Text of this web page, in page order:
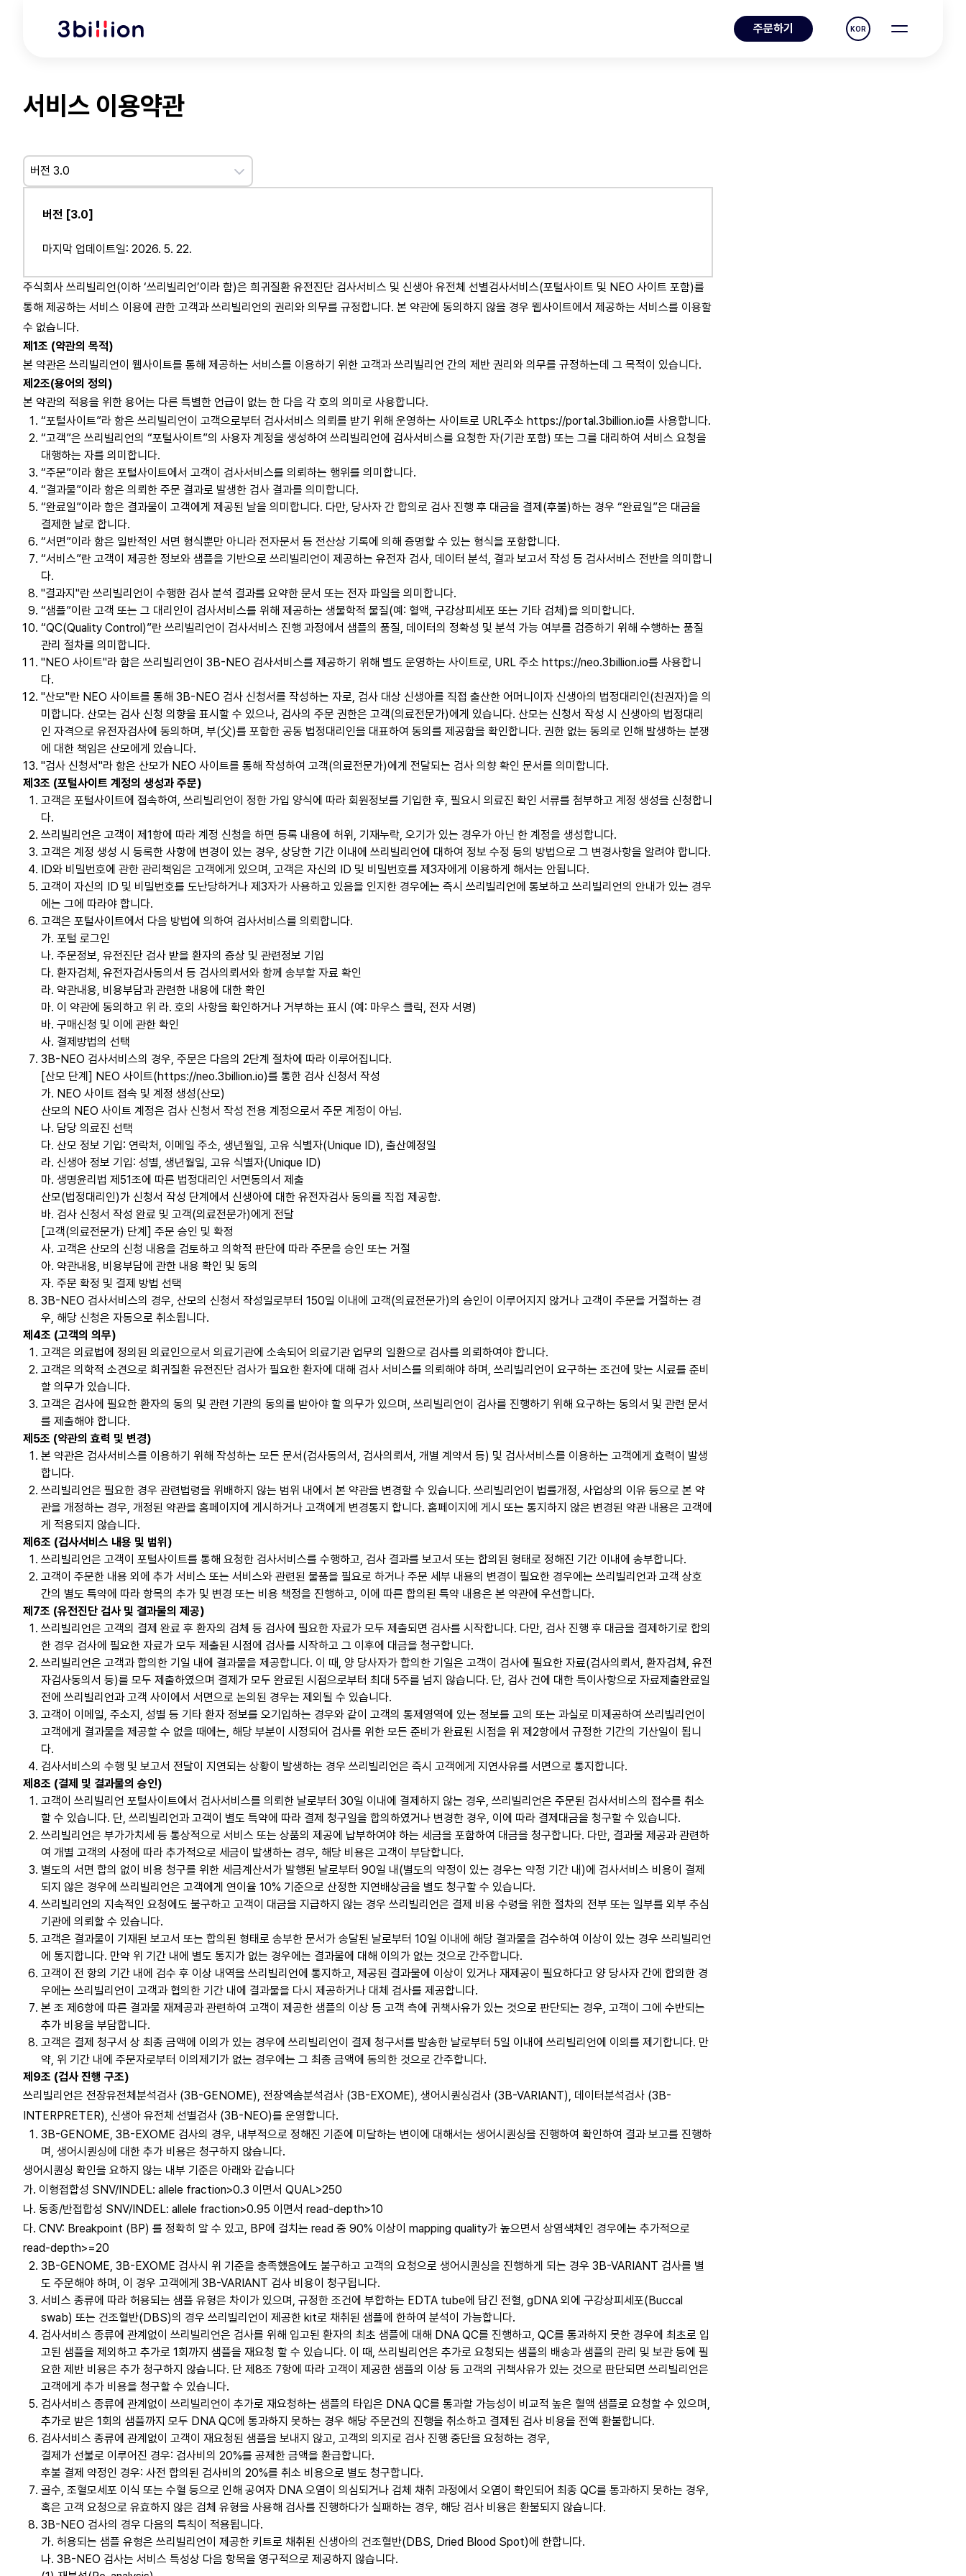
주문하기 KOR
서비스 이용약관
버전 [3.0]
마지막 업데이트일: 2026. 5. 22.
주식회사 쓰리빌리언(이하 ‘쓰리빌리언’이라 함)은 희귀질환 유전진단 검사서비스 및 신생아 유전체 선별검사서비스(포털사이트 및 NEO 사이트 포함)를
통해 제공하는 서비스 이용에 관한 고객과 쓰리빌리언의 권리와 의무를 규정합니다. 본 약관에 동의하지 않을 경우 웹사이트에서 제공하는 서비스를 이용할
수 없습니다.
제1조 (약관의 목적)
본 약관은 쓰리빌리언이 웹사이트를 통해 제공하는 서비스를 이용하기 위한 고객과 쓰리빌리언 간의 제반 권리와 의무를 규정하는데 그 목적이 있습니다.
제2조(용어의 정의)
본 약관의 적용을 위한 용어는 다른 특별한 언급이 없는 한 다음 각 호의 의미로 사용합니다.
“포털사이트”라 함은 쓰리빌리언이 고객으로부터 검사서비스 의뢰를 받기 위해 운영하는 사이트로 URL주소 https://portal.3billion.io를 사용합니다.
“고객”은 쓰리빌리언의 “포털사이트”의 사용자 계정을 생성하여 쓰리빌리언에 검사서비스를 요청한 자(기관 포함) 또는 그를 대리하여 서비스 요청을
대행하는 자를 의미합니다.
“주문”이라 함은 포털사이트에서 고객이 검사서비스를 의뢰하는 행위를 의미합니다.
“결과물”이라 함은 의뢰한 주문 결과로 발생한 검사 결과를 의미합니다.
“완료일”이라 함은 결과물이 고객에게 제공된 날을 의미합니다. 다만, 당사자 간 합의로 검사 진행 후 대금을 결제(후불)하는 경우 “완료일”은 대금을
결제한 날로 합니다.
“서면”이라 함은 일반적인 서면 형식뿐만 아니라 전자문서 등 전산상 기록에 의해 증명할 수 있는 형식을 포함합니다.
“서비스”란 고객이 제공한 정보와 샘플을 기반으로 쓰리빌리언이 제공하는 유전자 검사, 데이터 분석, 결과 보고서 작성 등 검사서비스 전반을 의미합니
다.
"결과지"란 쓰리빌리언이 수행한 검사 분석 결과를 요약한 문서 또는 전자 파일을 의미합니다.
“샘플”이란 고객 또는 그 대리인이 검사서비스를 위해 제공하는 생물학적 물질(예: 혈액, 구강상피세포 또는 기타 검체)을 의미합니다.
“QC(Quality Control)”란 쓰리빌리언이 검사서비스 진행 과정에서 샘플의 품질, 데이터의 정확성 및 분석 가능 여부를 검증하기 위해 수행하는 품질
관리 절차를 의미합니다.
"NEO 사이트"라 함은 쓰리빌리언이 3B-NEO 검사서비스를 제공하기 위해 별도 운영하는 사이트로, URL 주소 https://neo.3billion.io를 사용합니
다.
"산모"란 NEO 사이트를 통해 3B-NEO 검사 신청서를 작성하는 자로, 검사 대상 신생아를 직접 출산한 어머니이자 신생아의 법정대리인(친권자)을 의
미합니다. 산모는 검사 신청 의향을 표시할 수 있으나, 검사의 주문 권한은 고객(의료전문가)에게 있습니다. 산모는 신청서 작성 시 신생아의 법정대리
인 자격으로 유전자검사에 동의하며, 부(父)를 포함한 공동 법정대리인을 대표하여 동의를 제공함을 확인합니다. 권한 없는 동의로 인해 발생하는 분쟁
에 대한 책임은 산모에게 있습니다.
"검사 신청서"라 함은 산모가 NEO 사이트를 통해 작성하여 고객(의료전문가)에게 전달되는 검사 의향 확인 문서를 의미합니다.
제3조 (포털사이트 계정의 생성과 주문)
고객은 포털사이트에 접속하여, 쓰리빌리언이 정한 가입 양식에 따라 회원정보를 기입한 후, 필요시 의료진 확인 서류를 첨부하고 계정 생성을 신청합니
다.
쓰리빌리언은 고객이 제1항에 따라 계정 신청을 하면 등록 내용에 허위, 기재누락, 오기가 있는 경우가 아닌 한 계정을 생성합니다.
고객은 계정 생성 시 등록한 사항에 변경이 있는 경우, 상당한 기간 이내에 쓰리빌리언에 대하여 정보 수정 등의 방법으로 그 변경사항을 알려야 합니다.
ID와 비밀번호에 관한 관리책임은 고객에게 있으며, 고객은 자신의 ID 및 비밀번호를 제3자에게 이용하게 해서는 안됩니다.
고객이 자신의 ID 및 비밀번호를 도난당하거나 제3자가 사용하고 있음을 인지한 경우에는 즉시 쓰리빌리언에 통보하고 쓰리빌리언의 안내가 있는 경우
에는 그에 따라야 합니다.
고객은 포털사이트에서 다음 방법에 의하여 검사서비스를 의뢰합니다.
가. 포털 로그인
나. 주문정보, 유전진단 검사 받을 환자의 증상 및 관련정보 기입
다. 환자검체, 유전자검사동의서 등 검사의뢰서와 함께 송부할 자료 확인
라. 약관내용, 비용부담과 관련한 내용에 대한 확인
마. 이 약관에 동의하고 위 라. 호의 사항을 확인하거나 거부하는 표시 (예: 마우스 클릭, 전자 서명)
바. 구매신청 및 이에 관한 확인
사. 결제방법의 선택
3B-NEO 검사서비스의 경우, 주문은 다음의 2단계 절차에 따라 이루어집니다.
[산모 단계] NEO 사이트(https://neo.3billion.io)를 통한 검사 신청서 작성
가. NEO 사이트 접속 및 계정 생성(산모)
산모의 NEO 사이트 계정은 검사 신청서 작성 전용 계정으로서 주문 계정이 아님.
나. 담당 의료진 선택
다. 산모 정보 기입: 연락처, 이메일 주소, 생년월일, 고유 식별자(Unique ID), 출산예정일
라. 신생아 정보 기입: 성별, 생년월일, 고유 식별자(Unique ID)
마. 생명윤리법 제51조에 따른 법정대리인 서면동의서 제출
산모(법정대리인)가 신청서 작성 단계에서 신생아에 대한 유전자검사 동의를 직접 제공함.
바. 검사 신청서 작성 완료 및 고객(의료전문가)에게 전달
[고객(의료전문가) 단계] 주문 승인 및 확정
사. 고객은 산모의 신청 내용을 검토하고 의학적 판단에 따라 주문을 승인 또는 거절
아. 약관내용, 비용부담에 관한 내용 확인 및 동의
자. 주문 확정 및 결제 방법 선택
3B-NEO 검사서비스의 경우, 산모의 신청서 작성일로부터 150일 이내에 고객(의료전문가)의 승인이 이루어지지 않거나 고객이 주문을 거절하는 경
우, 해당 신청은 자동으로 취소됩니다.
제4조 (고객의 의무)
고객은 의료법에 정의된 의료인으로서 의료기관에 소속되어 의료기관 업무의 일환으로 검사를 의뢰하여야 합니다.
고객은 의학적 소견으로 희귀질환 유전진단 검사가 필요한 환자에 대해 검사 서비스를 의뢰해야 하며, 쓰리빌리언이 요구하는 조건에 맞는 시료를 준비
할 의무가 있습니다.
고객은 검사에 필요한 환자의 동의 및 관련 기관의 동의를 받아야 할 의무가 있으며, 쓰리빌리언이 검사를 진행하기 위해 요구하는 동의서 및 관련 문서
를 제출해야 합니다.
제5조 (약관의 효력 및 변경)
본 약관은 검사서비스를 이용하기 위해 작성하는 모든 문서(검사동의서, 검사의뢰서, 개별 계약서 등) 및 검사서비스를 이용하는 고객에게 효력이 발생
합니다.
쓰리빌리언은 필요한 경우 관련법령을 위배하지 않는 범위 내에서 본 약관을 변경할 수 있습니다. 쓰리빌리언이 법률개정, 사업상의 이유 등으로 본 약
관을 개정하는 경우, 개정된 약관을 홈페이지에 게시하거나 고객에게 변경통지 합니다. 홈페이지에 게시 또는 통지하지 않은 변경된 약관 내용은 고객에
게 적용되지 않습니다.
제6조 (검사서비스 내용 및 범위)
쓰리빌리언은 고객이 포털사이트를 통해 요청한 검사서비스를 수행하고, 검사 결과를 보고서 또는 합의된 형태로 정해진 기간 이내에 송부합니다.
고객이 주문한 내용 외에 추가 서비스 또는 서비스와 관련된 물품을 필요로 하거나 주문 세부 내용의 변경이 필요한 경우에는 쓰리빌리언과 고객 상호
간의 별도 특약에 따라 항목의 추가 및 변경 또는 비용 책정을 진행하고, 이에 따른 합의된 특약 내용은 본 약관에 우선합니다.
제7조 (유전진단 검사 및 결과물의 제공)
쓰리빌리언은 고객의 결제 완료 후 환자의 검체 등 검사에 필요한 자료가 모두 제출되면 검사를 시작합니다. 다만, 검사 진행 후 대금을 결제하기로 합의
한 경우 검사에 필요한 자료가 모두 제출된 시점에 검사를 시작하고 그 이후에 대금을 청구합니다.
쓰리빌리언은 고객과 합의한 기일 내에 결과물을 제공합니다. 이 때, 양 당사자가 합의한 기일은 고객이 검사에 필요한 자료(검사의뢰서, 환자검체, 유전
자검사동의서 등)를 모두 제출하였으며 결제가 모두 완료된 시점으로부터 최대 5주를 넘지 않습니다. 단, 검사 건에 대한 특이사항으로 자료제출완료일
전에 쓰리빌리언과 고객 사이에서 서면으로 논의된 경우는 제외될 수 있습니다.
고객이 이메일, 주소지, 성별 등 기타 환자 정보를 오기입하는 경우와 같이 고객의 통제영역에 있는 정보를 고의 또는 과실로 미제공하여 쓰리빌리언이
고객에게 결과물을 제공할 수 없을 때에는, 해당 부분이 시정되어 검사를 위한 모든 준비가 완료된 시점을 위 제2항에서 규정한 기간의 기산일이 됩니
다.
검사서비스의 수행 및 보고서 전달이 지연되는 상황이 발생하는 경우 쓰리빌리언은 즉시 고객에게 지연사유를 서면으로 통지합니다.
제8조 (결제 및 결과물의 승인)
고객이 쓰리빌리언 포털사이트에서 검사서비스를 의뢰한 날로부터 30일 이내에 결제하지 않는 경우, 쓰리빌리언은 주문된 검사서비스의 접수를 취소
할 수 있습니다. 단, 쓰리빌리언과 고객이 별도 특약에 따라 결제 청구일을 합의하였거나 변경한 경우, 이에 따라 결제대금을 청구할 수 있습니다.
쓰리빌리언은 부가가치세 등 통상적으로 서비스 또는 상품의 제공에 납부하여야 하는 세금을 포함하여 대금을 청구합니다. 다만, 결과물 제공과 관련하
여 개별 고객의 사정에 따라 추가적으로 세금이 발생하는 경우, 해당 비용은 고객이 부담합니다.
별도의 서면 합의 없이 비용 청구를 위한 세금계산서가 발행된 날로부터 90일 내(별도의 약정이 있는 경우는 약정 기간 내)에 검사서비스 비용이 결제
되지 않은 경우에 쓰리빌리언은 고객에게 연이율 10% 기준으로 산정한 지연배상금을 별도 청구할 수 있습니다.
쓰리빌리언의 지속적인 요청에도 불구하고 고객이 대금을 지급하지 않는 경우 쓰리빌리언은 결제 비용 수령을 위한 절차의 전부 또는 일부를 외부 추심
기관에 의뢰할 수 있습니다.
고객은 결과물이 기재된 보고서 또는 합의된 형태로 송부한 문서가 송달된 날로부터 10일 이내에 해당 결과물을 검수하여 이상이 있는 경우 쓰리빌리언
에 통지합니다. 만약 위 기간 내에 별도 통지가 없는 경우에는 결과물에 대해 이의가 없는 것으로 간주합니다.
고객이 전 항의 기간 내에 검수 후 이상 내역을 쓰리빌리언에 통지하고, 제공된 결과물에 이상이 있거나 재제공이 필요하다고 양 당사자 간에 합의한 경
우에는 쓰리빌리언이 고객과 협의한 기간 내에 결과물을 다시 제공하거나 대체 검사를 제공합니다.
본 조 제6항에 따른 결과물 재제공과 관련하여 고객이 제공한 샘플의 이상 등 고객 측에 귀책사유가 있는 것으로 판단되는 경우, 고객이 그에 수반되는
추가 비용을 부담합니다.
고객은 결제 청구서 상 최종 금액에 이의가 있는 경우에 쓰리빌리언이 결제 청구서를 발송한 날로부터 5일 이내에 쓰리빌리언에 이의를 제기합니다. 만
약, 위 기간 내에 주문자로부터 이의제기가 없는 경우에는 그 최종 금액에 동의한 것으로 간주합니다.
제9조 (검사 진행 구조)
쓰리빌리언은 전장유전체분석검사 (3B-GENOME), 전장엑솜분석검사 (3B-EXOME), 생어시퀀싱검사 (3B-VARIANT), 데이터분석검사 (3B-
INTERPRETER), 신생아 유전체 선별검사 (3B-NEO)를 운영합니다.
3B-GENOME, 3B-EXOME 검사의 경우, 내부적으로 정해진 기준에 미달하는 변이에 대해서는 생어시퀀싱을 진행하여 확인하여 결과 보고를 진행하
며, 생어시퀀싱에 대한 추가 비용은 청구하지 않습니다.
생어시퀀싱 확인을 요하지 않는 내부 기준은 아래와 같습니다
가. 이형접합성 SNV/INDEL: allele fraction>0.3 이면서 QUAL>250
나. 동종/반접합성 SNV/INDEL: allele fraction>0.95 이면서 read-depth>10
다. CNV: Breakpoint (BP) 를 정확히 알 수 있고, BP에 걸치는 read 중 90% 이상이 mapping quality가 높으면서 상염색체인 경우에는 추가적으로
read-depth>=20
3B-GENOME, 3B-EXOME 검사시 위 기준을 충족했음에도 불구하고 고객의 요청으로 생어시퀀싱을 진행하게 되는 경우 3B-VARIANT 검사를 별
도 주문해야 하며, 이 경우 고객에게 3B-VARIANT 검사 비용이 청구됩니다.
서비스 종류에 따라 허용되는 샘플 유형은 차이가 있으며, 규정한 조건에 부합하는 EDTA tube에 담긴 전혈, gDNA 외에 구강상피세포(Buccal
swab) 또는 건조혈반(DBS)의 경우 쓰리빌리언이 제공한 kit로 채취된 샘플에 한하여 분석이 가능합니다.
검사서비스 종류에 관계없이 쓰리빌리언은 검사를 위해 입고된 환자의 최초 샘플에 대해 DNA QC를 진행하고, QC를 통과하지 못한 경우에 최초로 입
고된 샘플을 제외하고 추가로 1회까지 샘플을 재요청 할 수 있습니다. 이 때, 쓰리빌리언은 추가로 요청되는 샘플의 배송과 샘플의 관리 및 보관 등에 필
요한 제반 비용은 추가 청구하지 않습니다. 단 제8조 7항에 따라 고객이 제공한 샘플의 이상 등 고객의 귀책사유가 있는 것으로 판단되면 쓰리빌리언은
고객에게 추가 비용을 청구할 수 있습니다.
검사서비스 종류에 관계없이 쓰리빌리언이 추가로 재요청하는 샘플의 타입은 DNA QC를 통과할 가능성이 비교적 높은 혈액 샘플로 요청할 수 있으며,
추가로 받은 1회의 샘플까지 모두 DNA QC에 통과하지 못하는 경우 해당 주문건의 진행을 취소하고 결제된 검사 비용을 전액 환불합니다.
검사서비스 종류에 관계없이 고객이 재요청된 샘플을 보내지 않고, 고객의 의지로 검사 진행 중단을 요청하는 경우,
결제가 선불로 이루어진 경우: 검사비의 20%를 공제한 금액을 환급합니다.
후불 결제 약정인 경우: 사전 합의된 검사비의 20%를 취소 비용으로 별도 청구합니다.
골수, 조혈모세포 이식 또는 수혈 등으로 인해 공여자 DNA 오염이 의심되거나 검체 채취 과정에서 오염이 확인되어 최종 QC를 통과하지 못하는 경우,
혹은 고객 요청으로 유효하지 않은 검체 유형을 사용해 검사를 진행하다가 실패하는 경우, 해당 검사 비용은 환불되지 않습니다.
3B-NEO 검사의 경우 다음의 특칙이 적용됩니다.
가. 허용되는 샘플 유형은 쓰리빌리언이 제공한 키트로 채취된 신생아의 건조혈반(DBS, Dried Blood Spot)에 한합니다.
나. 3B-NEO 검사는 서비스 특성상 다음 항목을 영구적으로 제공하지 않습니다.